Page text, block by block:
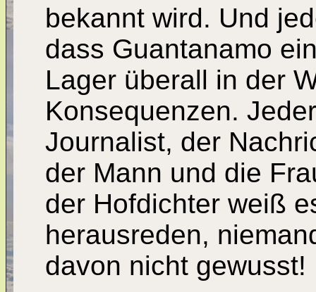
bekannt wird. Und
dass Guantanamo
Lager überall in der
Konsequenzen.
Journalist, der
der Mann und die
der Hofdichter weiß
herausreden,
davon nicht gewusst!